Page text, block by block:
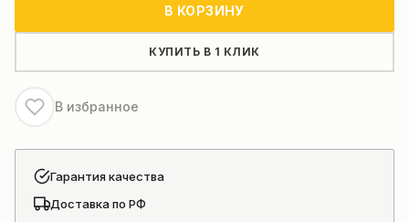
3
В КОРЗИНУ
КУПИТЬ В 1 КЛИК
В избранное
Гарантия качества
Доставка по РФ